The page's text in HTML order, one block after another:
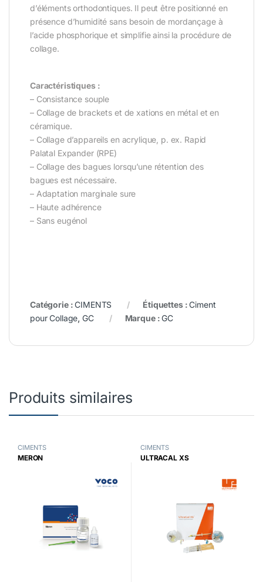
d’éléments orthodontiques. Il peut être positionné en
présence d’humidité sans besoin de mordançage à
l’acide phosphorique et simplifie ainsi la procédure de
collage.
Caractéristiques :
– Consistance souple
– Collage de brackets et de xations en métal et en
céramique.
– Collage d’appareils en acrylique, p. ex. Rapid
Palatal Expander (RPE)
– Collage des bagues lorsqu’une rétention des
bagues est nécessaire.
– Adaptation marginale sure
– Haute adhérence
– Sans eugénol
Catégorie :CIMENTS Étiquettes :Ciment
pour Collage,GC Marque :GC
Produits similaires
CIMENTS
MERON
CIMENTS
ULTRACAL XS